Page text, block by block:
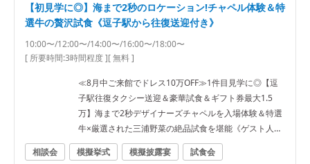
【初見学に◎】海まで2秒のロケーション!チャペル体験＆特
選牛の贅沢試食《逗子駅から往復送迎付き》
10:00〜/12:00〜/14:00〜/16:00〜/18:00〜
[ 所要時間:3時間程度][ 無料 ]
≪8月中ご来館でドレス10万OFF≫1件目見学に◎【逗
子駅往復タクシー送迎＆豪華試食＆ギフト券最大1.5
万】海まで2秒デザイナーズチャペルを入場体験＆特選
牛×厳選された三浦野菜の絶品試食を堪能《ゲスト人数
分の逗子駅往復タクシー特典も有》
相談会 模擬挙式 模擬披露宴
試食会